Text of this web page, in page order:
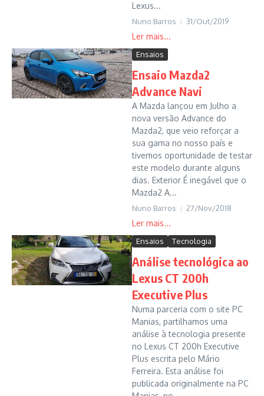
Lexus...
Nuno Barros 31/Out/2019
Ensaios
Ensaio Mazda2
Advance Navi
A Mazda lançou em Julho a
nova versão Advance do
Mazda2, que veio reforçar a
sua gama no nosso país e
tivemos oportunidade de testar
este modelo durante alguns
dias. Exterior É inegável que o
Mazda2 A...
Nuno Barros 27/Nov/2018
Ensaios Tecnologia
Análise tecnológica ao
Lexus CT 200h
Executive Plus
Numa parceria com o site PC
Manias, partilhamos uma
análise à tecnologia presente
no Lexus CT 200h Executive
Plus escrita pelo Mário
Ferreira. Esta análise foi
publicada originalmente na PC